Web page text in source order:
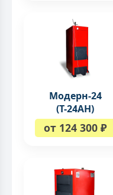
Модерн-24
(Т-24АН)
от 124 300 ₽